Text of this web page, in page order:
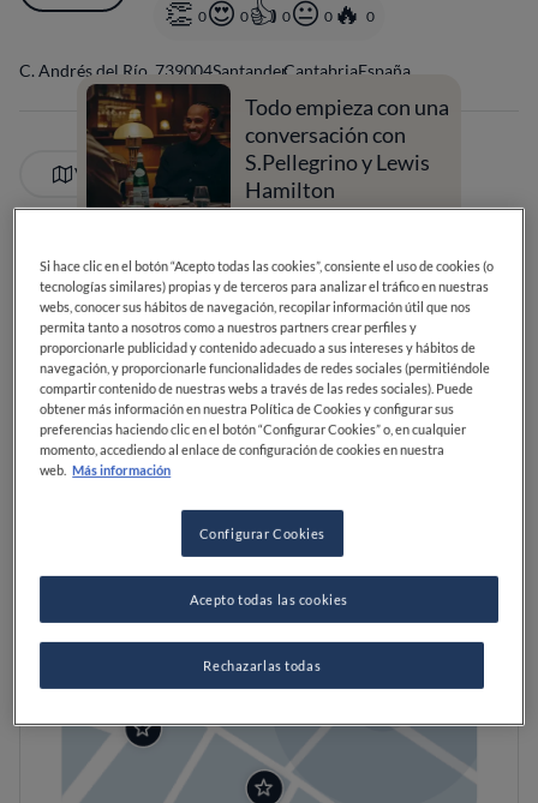
0 0 0 0 0
Todo empieza con una
conversación con
S.Pellegrino y Lewis
Hamilton
C. Andrés del Río, 739004SantanderCantabriaEspaña
VER EN EL MAPA
Guías gastronómicas
Guías Michelin
Premios gastronómicos
Si hace clic en el botón “Acepto todas las cookies”, consiente el uso de cookies (o
tecnologías similares) propias y de terceros para analizar el tráfico en nuestras
webs, conocer sus hábitos de navegación, recopilar información útil que nos
permita tanto a nosotros como a nuestros partners crear perfiles y
proporcionarle publicidad y contenido adecuado a sus intereses y hábitos de
navegación, y proporcionarle funcionalidades de redes sociales (permitiéndole
compartir contenido de nuestras webs a través de las redes sociales). Puede
obtener más información en nuestra Política de Cookies y configurar sus
preferencias haciendo clic en el botón “Configurar Cookies” o, en cualquier
momento, accediendo al enlace de configuración de cookies en nuestra
web. Más información
Configurar Cookies
Rechazarlas todas
Acepto todas las cookies